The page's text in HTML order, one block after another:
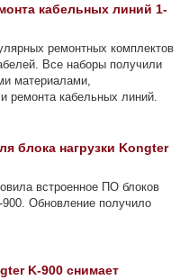
кабельных линий 1-
ремонтных комплектов
Все наборы получили
материалами,
ремонта кабельных линий.
блока нагрузки Kongter
встроенное ПО блоков
900. Обновление получило
K-900 снимает